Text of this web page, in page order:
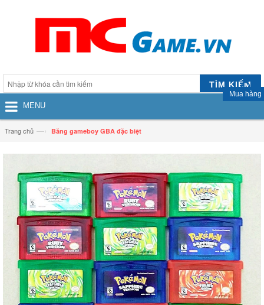
TÌM KIẾM
Mua hàng
MENU
Trang chủ —› Băng gameboy GBA đặc biệt